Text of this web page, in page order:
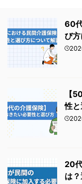
60
び
【
性
20
は